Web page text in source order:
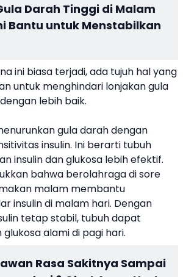
Darah Tinggi di Malam
Bantu untuk Menstabilkan
ini biasa terjadi, ada tujuh hal yang
untuk menghindari lonjakan gula
lebih baik.
gula darah dengan
insulin. Ini berarti tubuh
insulin dan glukosa lebih efektif.
bahwa berolahraga di sore
malam membantu
insulin di malam hari. Dengan
tetap stabil, tubuh dapat
alami di pagi hari.
Rasa Sakitnya Sampai